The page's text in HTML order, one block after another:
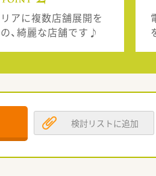
アに複数店舗展開を
、綺麗な店舗です♪
検討リストに追加